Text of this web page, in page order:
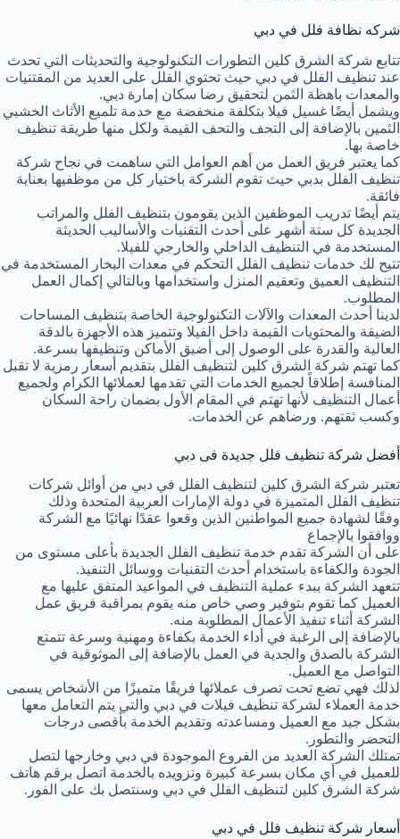
شركه نظافة فلل في دبي
تتابع شركة الشرق كلين التطورات التكنولوجية والتحديثات التي تحدث
عند تنظيف الفلل في دبي حيث تحتوي الفلل على العديد من المقتنيات
والمعدات باهظة الثمن لتحقيق رضا سكان إمارة دبي.
ويشمل أيضًا غسيل فيلا بتكلفة منخفضة مع خدمة تلميع الأثاث الخشبي
الثمين بالإضافة إلى التحف والتحف القيمة ولكل منها طريقة تنظيف
خاصة بها.
كما يعتبر فريق العمل من أهم العوامل التي ساهمت في نجاح شركة
تنظيف الفلل بدبي حيث تقوم الشركة باختيار كل من موظفيها بعناية
فائقة.
يتم أيضًا تدريب الموظفين الذين يقومون بتنظيف الفلل والمراتب
الجديدة كل ستة أشهر على أحدث التقنيات والأساليب الحديثة
المستخدمة في التنظيف الداخلي والخارجي للفيلا.
تتيح لك خدمات تنظيف الفلل التحكم في معدات البخار المستخدمة في
التنظيف العميق وتعقيم المنزل واستخدامها وبالتالي إكمال العمل
المطلوب.
لدينا أحدث المعدات والآلات التكنولوجية الخاصة بتنظيف المساحات
الضيقة والمحتويات القيمة داخل الفيلا وتتميز هذه الأجهزة بالدقة
العالية والقدرة على الوصول إلى أضيق الأماكن وتنظيفها بسرعة.
كما تهتم شركة الشرق كلين لتنظيف الفلل بتقديم أسعار رمزية لا تقبل
المنافسة إطلاقاً لجميع الخدمات التي تقدمها لعملائها الكرام ولجميع
أعمال التنظيف لأنها تهتم في المقام الأول بضمان راحة السكان
وكسب ثقتهم. ورضاهم عن الخدمات.
أفضل شركة تنظيف فلل جديدة فى دبي
تعتبر شركة الشرق كلين لتنظيف الفلل في دبي من أوائل شركات
تنظيف الفلل المتميزة في دولة الإمارات العربية المتحدة وذلك
وفقًا لشهادة جميع المواطنين الذين وقعوا عقدًا نهائيًا مع الشركة
ووافقوا بالإجماع
على أن الشركة تقدم خدمة تنظيف الفلل الجديدة بأعلى مستوى من
الجودة والكفاءة باستخدام أحدث التقنيات ووسائل التنفيذ.
تتعهد الشركة ببدء عملية التنظيف في المواعيد المتفق عليها مع
العميل كما تقوم بتوفير وصي خاص منه يقوم بمراقبة فريق عمل
الشركة أثناء تنفيذ الأعمال المطلوبة منه.
بالإضافة إلى الرغبة في أداء الخدمة بكفاءة ومهنية وسرعة تتمتع
الشركة بالصدق والجدية في العمل بالإضافة إلى الموثوقية في
التواصل مع العميل.
لذلك فهي تضع تحت تصرف عملائها فريقًا متميزًا من الأشخاص يسمى
خدمة العملاء لشركة تنظيف فيلات في دبي والتي يتم التعامل معها
بشكل جيد مع العميل ومساعدته وتقديم الخدمة بأقصى درجات
التحضر والتطور.
تمتلك الشركة العديد من الفروع الموجودة في دبي وخارجها لتصل
للعميل في أي مكان بسرعة كبيرة وتزويده بالخدمة اتصل برقم هاتف
شركة الشرق كلين لتنظيف الفلل في دبي وسنتصل بك على الفور.
أسعار شركة تنظيف فلل في دبي